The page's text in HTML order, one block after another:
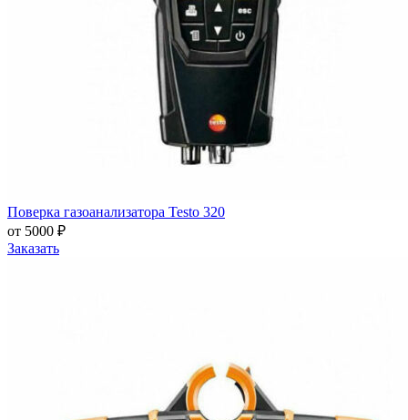
Поверка газоанализатора Testo 320
от 5000 ₽
Заказать